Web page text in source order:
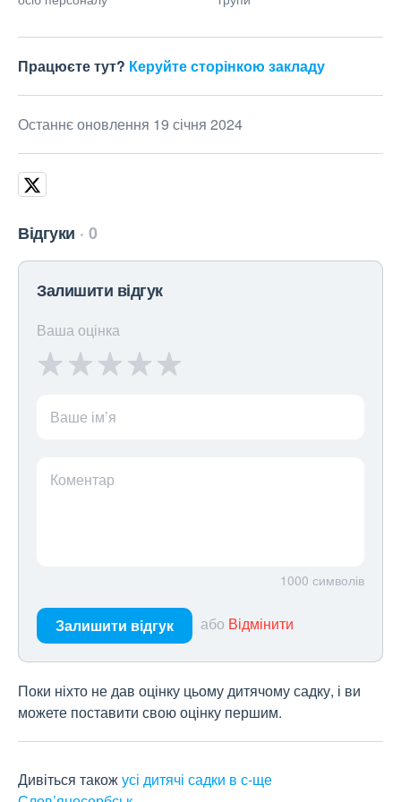
Працюєте тут? Керуйте сторінкою закладу
Останнє оновлення 19 січня 2024
Відгуки 0
Залишити відгук
Ваша оцінка
Ваше ім’я
Коментар
1000 символів
Залишити відгук або Відмінити
Поки ніхто не дав оцінку цьому дитячому садку, і ви
можете поставити свою оцінку першим.
Дивіться такожусі дитячі садки в с-ще